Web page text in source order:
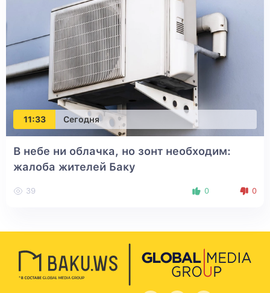
11:33 Сегодня
В небе ни облачка, но зонт необходим:
жалоба жителей Баку
39 0 0